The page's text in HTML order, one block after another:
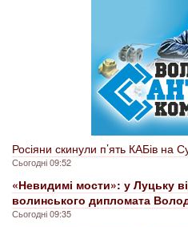
Росіяни скинули п’ять КАБів
Сьогодні 09:52
«Невидимі мости»: у Луцьку
волинського дипломата
Сьогодні 09:35